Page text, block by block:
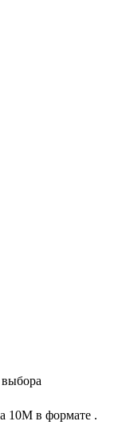
10M в формате .